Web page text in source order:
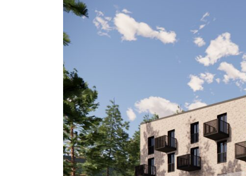
OPIEKI